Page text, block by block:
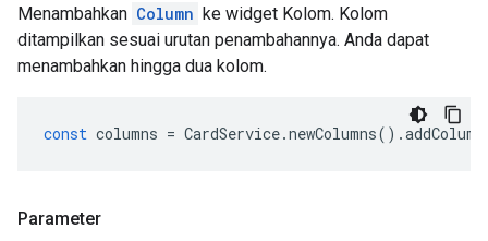
Menambahkan Column ke widget Kolom. Kolom
ditampilkan sesuai urutan penambahannya. Anda dapat
menambahkan hingga dua kolom.
const columns = CardService.newColumns().addColumn
Parameter